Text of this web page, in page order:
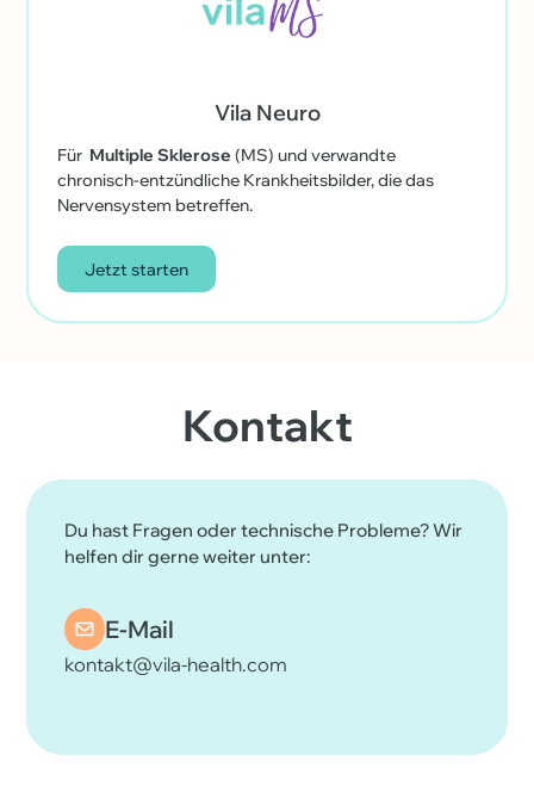
Vila Neuro
Für Multiple Sklerose (MS) und verwandte
chronisch-entzündliche Krankheitsbilder, die das
Nervensystem betreffen.
Jetzt starten
Kontakt
Du hast Fragen oder technische Probleme? Wir
helfen dir gerne weiter unter:
E-Mail
kontakt@vila-health.com